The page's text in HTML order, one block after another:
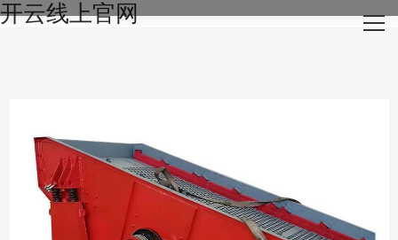
开云线上官网
网站开云线上官网
成功案例
生产设备